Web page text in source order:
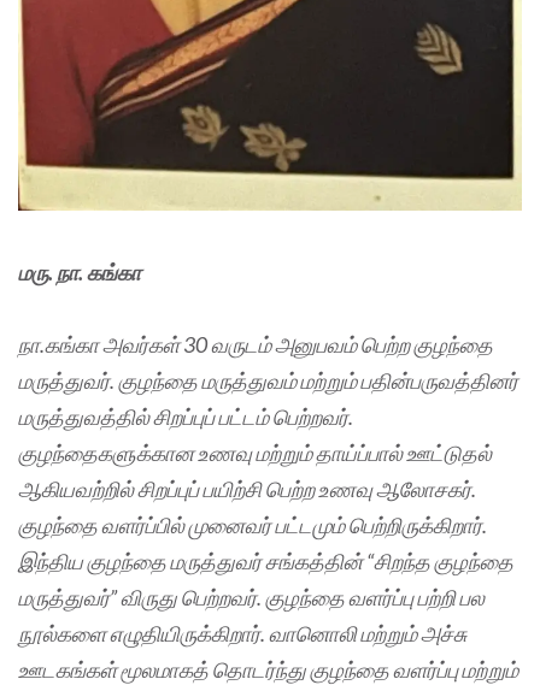
மரு. நா. கங்கா
நா.கங்கா அவர்கள் 30 வருடம் அனுபவம் பெற்ற குழந்தை
மருத்துவர். குழந்தை மருத்துவம் மற்றும் பதின்பருவத்தினர்
மருத்துவத்தில் சிறப்புப் பட்டம் பெற்றவர்.
குழந்தைகளுக்கான உணவு மற்றும் தாய்ப்பால் ஊட்டுதல்
ஆகியவற்றில் சிறப்புப் பயிற்சி பெற்ற உணவு ஆலோசகர்.
குழந்தை வளர்ப்பில் முனைவர் பட்டமும் பெற்றிருக்கிறார்.
இந்திய குழந்தை மருத்துவர் சங்கத்தின் “சிறந்த குழந்தை
மருத்துவர்” விருது பெற்றவர். குழந்தை வளர்ப்பு பற்றி பல
நூல்களை எழுதியிருக்கிறார். வானொலி மற்றும் அச்சு
ஊடகங்கள் மூலமாகத் தொடர்ந்து குழந்தை வளர்ப்பு மற்றும்